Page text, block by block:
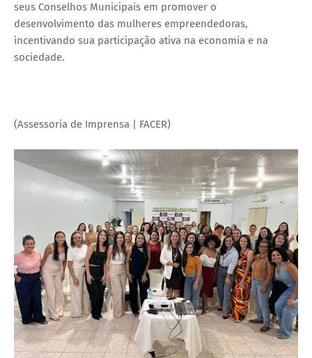
seus Conselhos Municipais em promover o
desenvolvimento das mulheres empreendedoras,
incentivando sua participação ativa na economia e na
sociedade.
(Assessoria de Imprensa | FACER)